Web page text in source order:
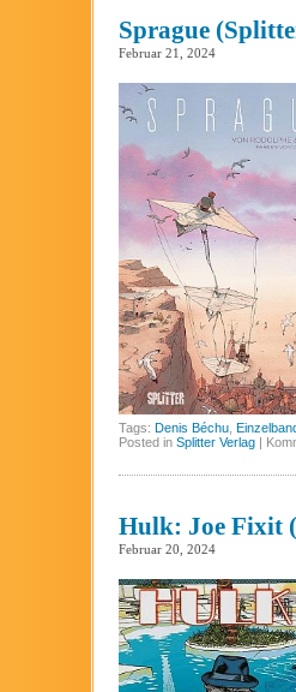
Sprague
Februar 21, 2024
Tags: Denis Béchu
Posted in Splitter Verlag |
Hulk: Joe Fixit
Februar 20, 2024